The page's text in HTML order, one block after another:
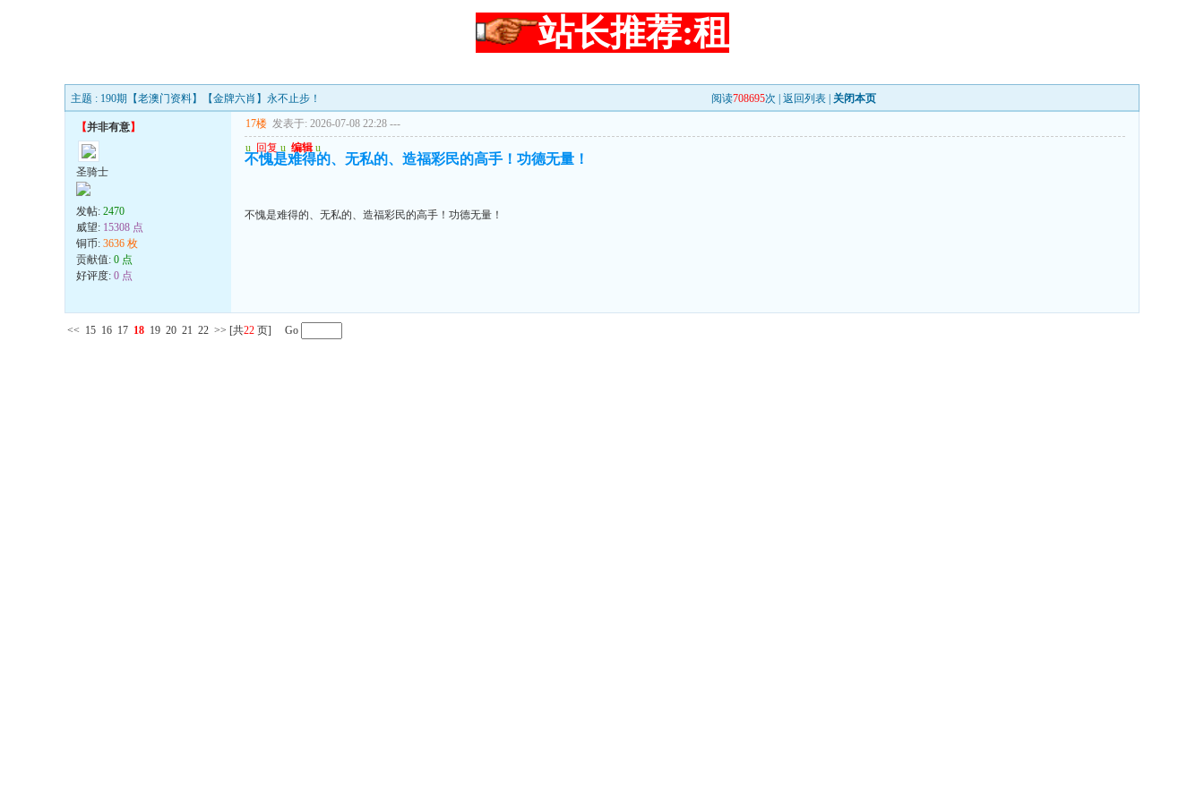
站长推荐:租
主题 : 190期【老澳门资料】【金牌六肖】永不止步！ 阅读708695次 | 返回列表 关闭本页
【并非有意】
圣骑士
发帖: 2470
威望: 15308 点
铜币: 3636 枚
贡献值: 0 点
好评度: 0 点
17楼 发表于: 2026-07-08 22:28 ---
u 回复 u 编辑 u
不愧是难得的、无私的、造福彩民的高手！功德无量！
不愧是难得的、无私的、造福彩民的高手！功德无量！
<< 15 16 17 18 19 20 21 22 >> [共22 页] Go